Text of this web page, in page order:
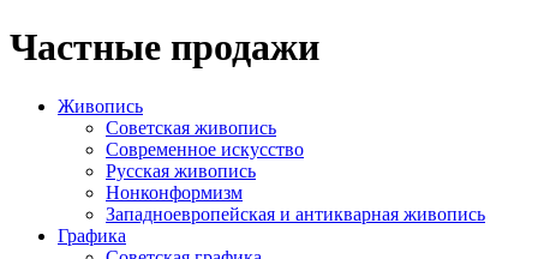
Частные продажи
Живопись
Советская живопись
Современное искусство
Русская живопись
Нонконформизм
Западноевропейская и антикварная живопись
Графика